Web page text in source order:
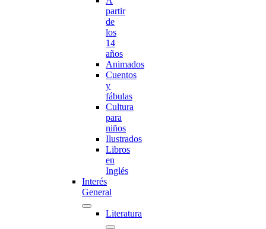
partir
de
los
14
años
Animados
Cuentos
y
fábulas
Cultura
para
niños
Ilustrados
Libros
en
Inglés
Interés
General
Literatura